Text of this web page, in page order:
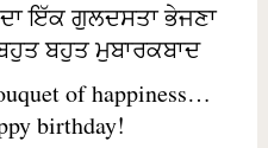
ਇੱਕ ਗੁਲਦਸਤਾ ਭੇਜਣਾ
ਬਹੁਤ ਮੁਬਾਰਕਬਾਦ
of happiness…
birthday!